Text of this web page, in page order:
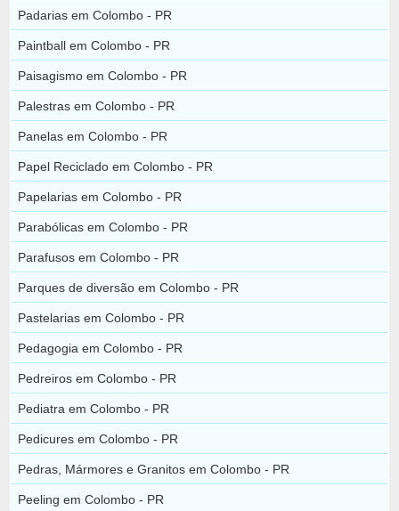
Padarias em Colombo - PR
Paintball em Colombo - PR
Paisagismo em Colombo - PR
Palestras em Colombo - PR
Panelas em Colombo - PR
Papel Reciclado em Colombo - PR
Papelarias em Colombo - PR
Parabólicas em Colombo - PR
Parafusos em Colombo - PR
Parques de diversão em Colombo - PR
Pastelarias em Colombo - PR
Pedagogia em Colombo - PR
Pedreiros em Colombo - PR
Pediatra em Colombo - PR
Pedicures em Colombo - PR
Pedras, Mármores e Granitos em Colombo - PR
Peeling em Colombo - PR